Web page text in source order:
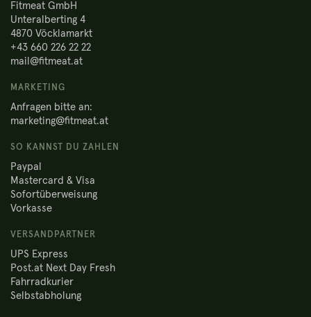
Fitmeat GmbH
Unteralberting 4
4870 Vöcklamarkt
+43 660 226 22 22
mail@fitmeat.at
MARKETING
Anfragen bitte an:
marketing@fitmeat.at
SO KANNST DU ZAHLEN
Paypal
Mastercard & Visa
Sofortüberweisung
Vorkasse
VERSANDPARTNER
UPS Express
Post.at Next Day Fresh
Fahrradkurier
Selbstabholung